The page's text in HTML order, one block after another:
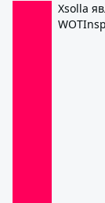
Xsolla